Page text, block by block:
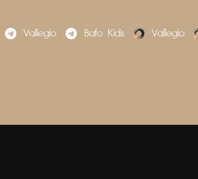
Vallegio Bafo_Kids Vallegio